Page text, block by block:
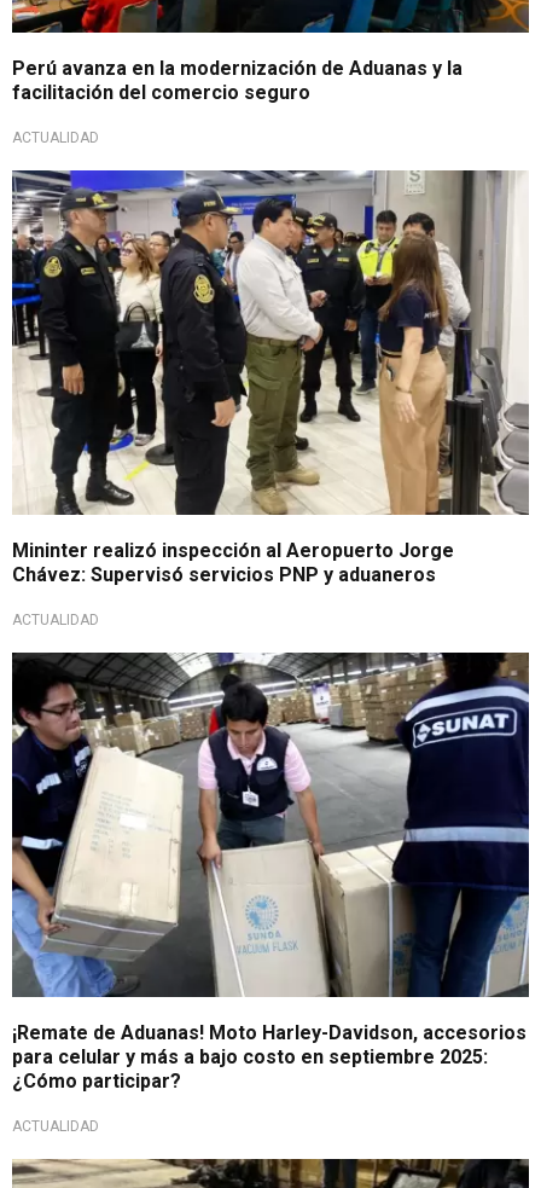
Perú avanza en la modernización de Aduanas y la
facilitación del comercio seguro
ACTUALIDAD
Junto a oficiales PNP
Mininter realizó inspección al Aeropuerto Jorge
Chávez: Supervisó servicios PNP y aduaneros
ACTUALIDAD
Productos incautados
¡Remate de Aduanas! Moto Harley-Davidson, accesorios
para celular y más a bajo costo en septiembre 2025:
¿Cómo participar?
ACTUALIDAD
Gran golpe